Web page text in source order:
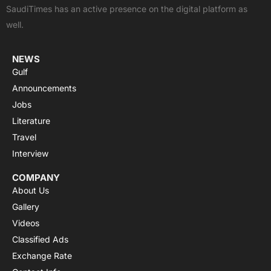
k
e
p
a
SaudiTimes has an active presence on the digital platform as
well.
NEWS
Gulf
Announcements
Jobs
Literature
Travel
Interview
COMPANY
About Us
Gallery
Videos
Classified Ads
Exchange Rate